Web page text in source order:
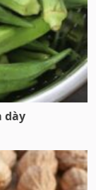
dày